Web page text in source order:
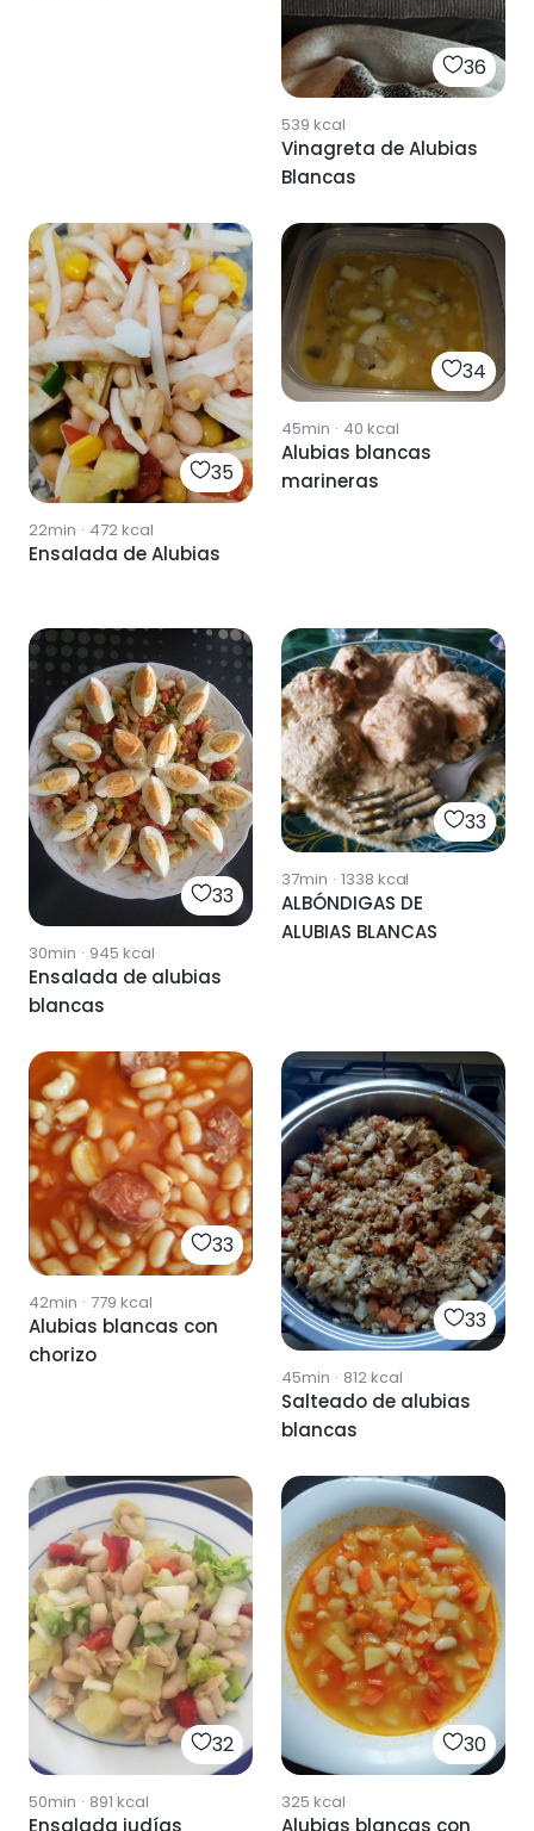
36
539 kcal
Vinagreta de Alubias
Blancas
35
22min · 472kcal
Ensalada de Alubias
34
45min · 40 kcal
Alubias blancas
marineras
33
30min · 945 kcal
Ensalada de alubias
blancas
33
37min · 1338 kcal
ALBÓNDIGAS DE
ALUBIAS BLANCAS
33
42min · 779 kcal
Alubias blancas con
chorizo
33
45min · 812kcal
Salteado de alubias
blancas
32
50min · 891 kcal
Ensalada judías
30
325 kcal
Alubias blancas con